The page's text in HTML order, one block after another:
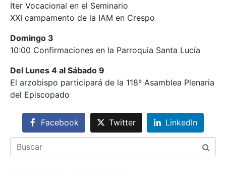
Iter Vocacional en el Seminario
XXI campamento de la IAM en Crespo
Domingo 3
10:00 Confirmaciones en la Parroquia Santa Lucía
Del Lunes 4 al Sábado 9
El arzobispo participará de la 118º Asamblea Plenaria
del Episcopado
Facebook Twitter LinkedIn